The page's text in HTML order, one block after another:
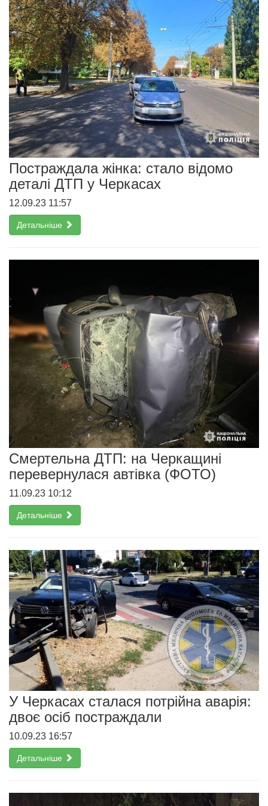
Постраждала жінка: стало відомо
деталі ДТП у Черкасах
12.09.23 11:57
Детальніше
Смертельна ДТП: на Черкащині
перевернулася автівка (ФОТО)
11.09.23 10:12
Детальніше
У Черкасах сталася потрійна аварія:
двоє осіб постраждали
10.09.23 16:57
Детальніше